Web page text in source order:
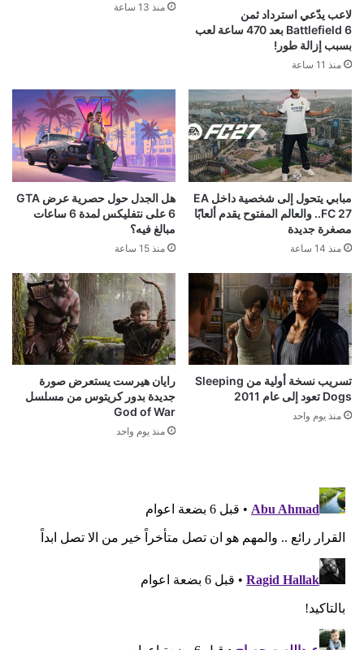
لاعب يدّعي استرداد ثمن
Battlefield 6 بعد 470 ساعة لعب
بسبب إزالة طور!
منذ 11 ساعة
منذ 13 ساعة
مبابي يتحول إلى شخصية داخل EA
FC 27.. والعالم المفتوح يقدم ألعابًا
مصغرة جديدة
منذ 14 ساعة
هل الجدل حول حصرية عرض GTA
6 على نتفليكس لمدة 6 ساعات
مبالغ فيه؟
منذ 15 ساعة
تسريب نسخة أولية من Sleeping
Dogs تعود إلى عام 2011
منذ يوم واحد
رايان هيرست يستعرض صورة
جديدة بدور كريتوس من مسلسل
God of War
منذ يوم واحد